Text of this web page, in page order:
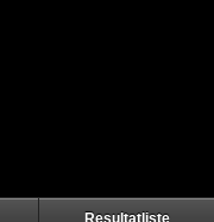
Resultatliste